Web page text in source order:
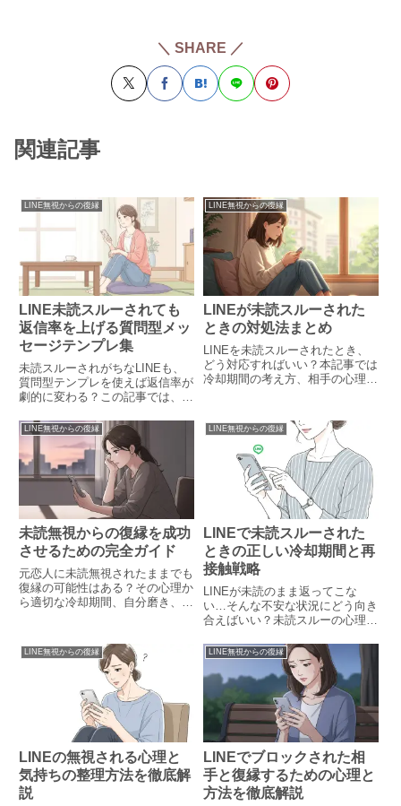
＼ SHARE ／
関連記事
LINE無視からの復縁
LINE未読スルーされても
返信率を上げる質問型メッ
セージテンプレ集
未読スルーされがちなLINEも、
質問型テンプレを使えば返信率が
劇的に変わる？この記事では、返
LINEの書き方や具体的なテンプ
レを紹介。心理的な工夫や送信タ
イミング、NG例まで詳しく解説
します。
LINE無視からの復縁
LINEが未読スルーされた
ときの対処法まとめ
LINEを未読スルーされたとき、
どう対応すればいい？本記事では
冷却期間の考え方、相手の心理、
しを見極めながら具体的な対処法
を徹底解説します。
LINE無視からの復縁
未読無視からの復縁を成功
させるための完全ガイド
元恋人に未読無視されたままでも
復縁の可能性はある？その心理か
ら適切な冷却期間、自分磨き、
をやさしく解説します。
LINE無視からの復縁
LINEで未読スルーされた
ときの正しい冷却期間と再
接触戦略
LINEが未読のまま返ってこな
い…そんな不安な状況にどう向き
合えばいい？未読スルーの心理や
LINEのタイミング、自分磨きの
方法まで丁寧に解説します。
LINE無視からの復縁
LINEの無視される心理と
気持ちの整理方法を徹底解
説
LINE無視からの復縁
LINEでブロックされた相
手と復縁するための心理と
方法を徹底解説